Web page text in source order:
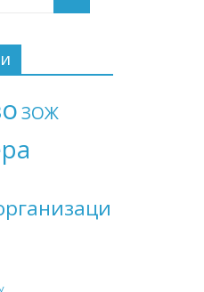
ЗОЖ